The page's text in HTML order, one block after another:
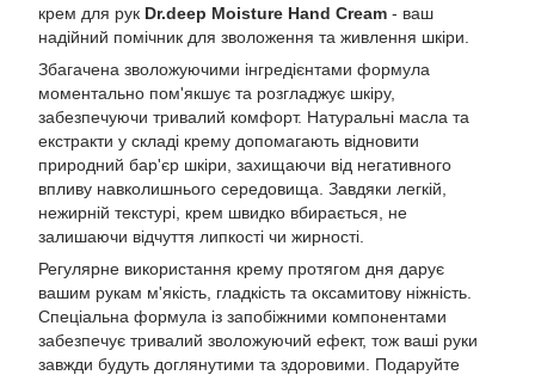
крем для рук Dr.deep Moisture Hand Cream - ваш
надійний помічник для зволоження та живлення шкіри.
Збагачена зволожуючими інгредієнтами формула
моментально пом'якшує та розгладжує шкіру,
забезпечуючи тривалий комфорт. Натуральні масла та
екстракти у складі крему допомагають відновити
природний бар'єр шкіри, захищаючи від негативного
впливу навколишнього середовища. Завдяки легкій,
нежирній текстурі, крем швидко вбирається, не
залишаючи відчуття липкості чи жирності.
Регулярне використання крему протягом дня дарує
вашим рукам м'якість, гладкість та оксамитову ніжність.
Спеціальна формула із запобіжними компонентами
забезпечує тривалий зволожуючий ефект, тож ваші руки
завжди будуть доглянутими та здоровими. Подаруйте